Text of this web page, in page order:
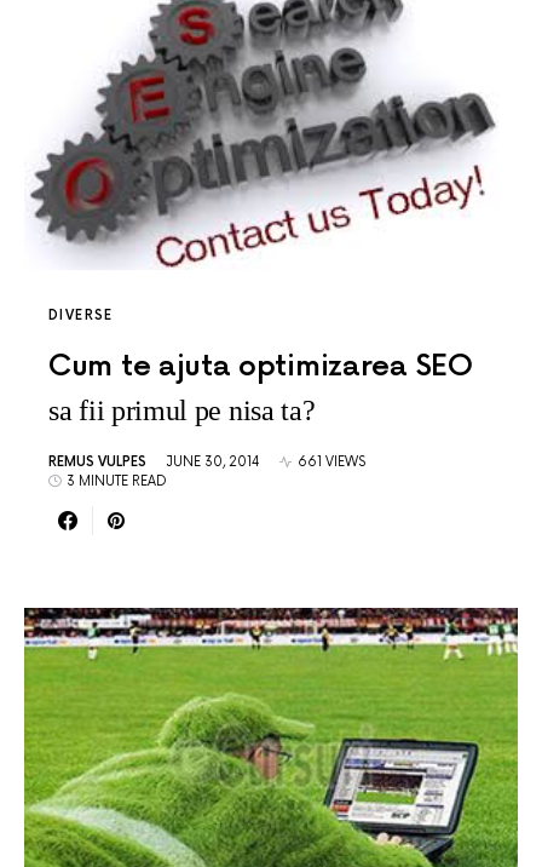
DIVERSE
Cum te ajuta optimizarea SEO
sa fii primul pe nisa ta?
REMUS VULPES JUNE 30, 2014
661 VIEWS
3 MINUTE READ